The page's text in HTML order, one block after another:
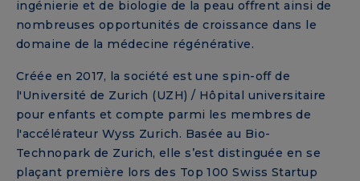
ingénierie et de biologie de la peau offrent ainsi de
nombreuses opportunités de croissance dans le
domaine de la médecine régénérative.
Créée en 2017, la société est une spin-off de
l'Université de Zurich (UZH) / Hôpital universitaire
pour enfants et compte parmi les membres de
l'accélérateur Wyss Zurich. Basée au Bio-
Technopark de Zurich, elle s’est distinguée en se
plaçant première lors des Top 100 Swiss Startup